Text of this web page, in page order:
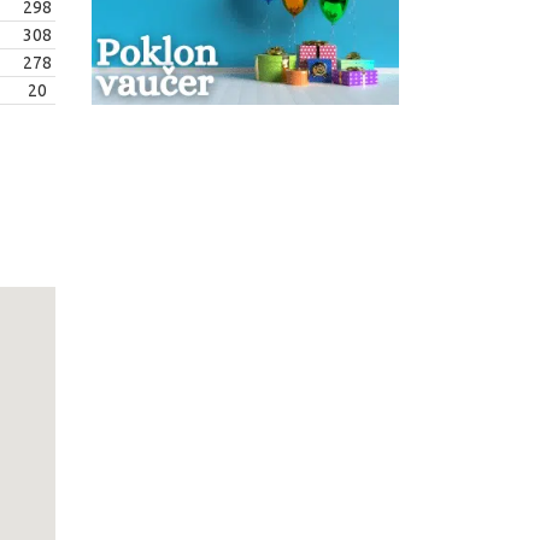
298
308
278
20